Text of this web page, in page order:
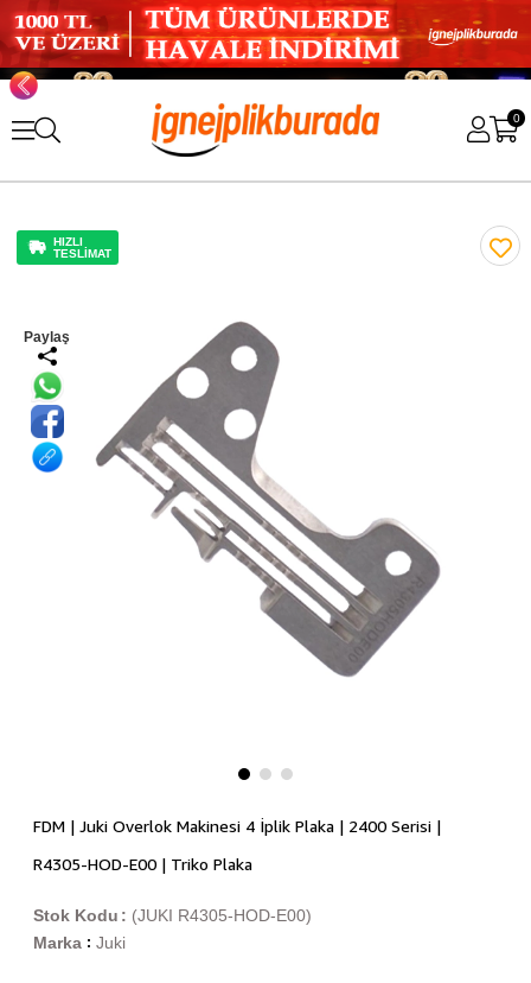
0
HIZLI
TESLİMAT
Paylaş
FDM | Juki Overlok Makinesi 4 İplik Plaka | 2400 Serisi |
R4305-HOD-E00 | Triko Plaka
(JUKI R4305-HOD-E00)
Stok Kodu
Marka : Juki